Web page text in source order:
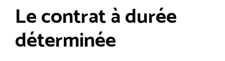
Le contrat à durée
déterminée